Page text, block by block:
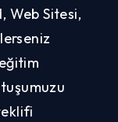
Web Sitesi,